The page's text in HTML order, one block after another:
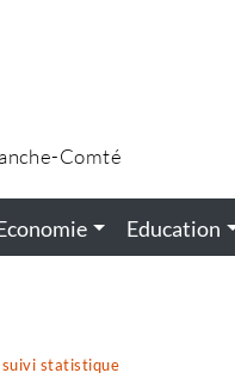
Comté
Education
suivi statistique